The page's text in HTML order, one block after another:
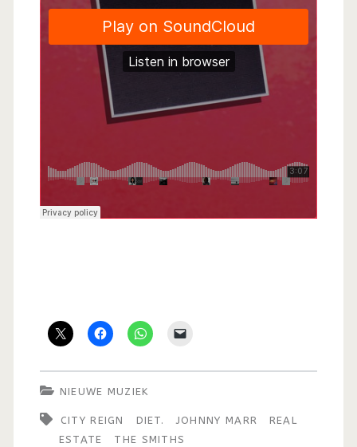
NIEUWE MUZIEK
CITY REIGN DIET. JOHNNY MARR
REAL
ESTATE
THE SMITHS